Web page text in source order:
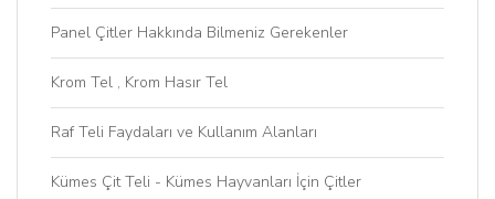
Panel Çitler Hakkında Bilmeniz Gerekenler
Krom Tel , Krom Hasır Tel
Raf Teli Faydaları ve Kullanım Alanları
Kümes Çit Teli - Kümes Hayvanları İçin Çitler